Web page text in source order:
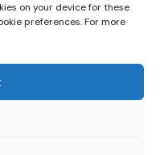
on your device for these
preferences. For more